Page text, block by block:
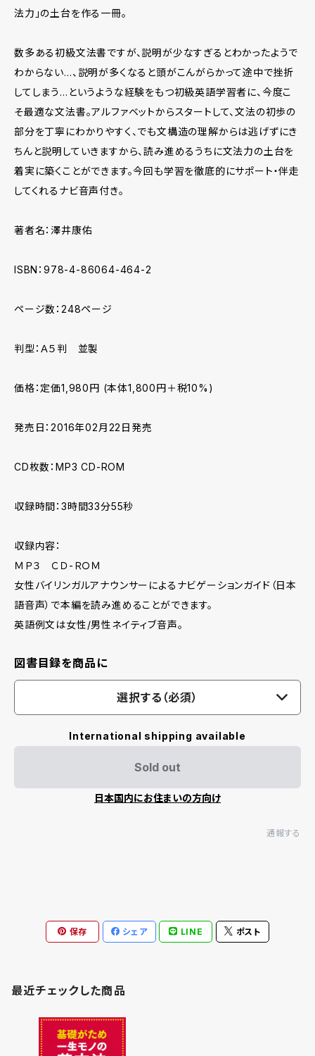
法力」の土台を作る一冊。
数多ある初級文法書ですが、説明が少なすぎるとわかったようで
わからない…、説明が多くなると頭がこんがらかって途中で挫折
してしまう…というような経験をもつ初級英語学習者に、今度こ
そ最適な文法書。アルファベットからスタートして、文法の初歩の
部分を丁寧にわかりやすく、でも文構造の理解からは逃げずにき
ちんと説明していきますから、読み進めるうちに文法力の土台を
着実に築くことができます。今回も学習を徹底的にサポート・伴走
してくれるナビ音声付き。
著者名：澤井康佑
ISBN：978-4-86064-464-2
ページ数：248ページ
判型：Ａ５判 並製
価格：定価1,980円 (本体1,800円＋税10%)
発売日：2016年02月22日発売
CD枚数：MP3 CD-ROM
収録時間：3時間33分55秒
収録内容：
ＭＰ３ ＣＤ-ＲＯＭ
女性バイリンガルアナウンサーによるナビゲーションガイド（日本
語音声）で本編を読み進めることができます。
英語例文は女性/男性ネイティブ音声。
図書目録を商品に
選択する（必須）
International shipping available
Sold out
日本国内にお住まいの方向け
通報する
保存 シェア LINE ポスト
最近チェックした商品